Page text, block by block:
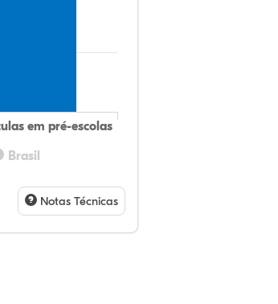
Brasil
em pré-escolas
Notas Técnicas